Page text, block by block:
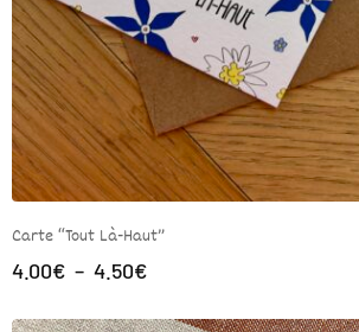
Carte “Tout Là-Haut”
4.00€ – 4.50€